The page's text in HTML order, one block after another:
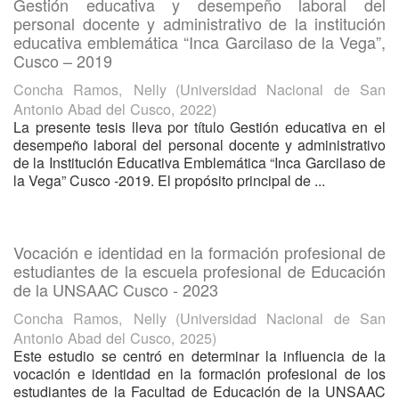
personal docente y administrativo de la institución
educativa emblemática “Inca Garcilaso de la Vega”,
Cusco – 2019
Concha Ramos, Nelly (Universidad Nacional de San
Antonio Abad del Cusco, 2022)
La presente tesis lleva por título Gestión educativa en el
desempeño laboral del personal docente y administrativo
de la Institución Educativa Emblemática “Inca Garcilaso de
la Vega” Cusco -2019. El propósito principal de ...
Vocación e identidad en la formación profesional de
estudiantes de la escuela profesional de Educación
de la UNSAAC Cusco - 2023
Concha Ramos, Nelly (Universidad Nacional de San
Antonio Abad del Cusco, 2025)
Este estudio se centró en determinar la influencia de la
vocación e identidad en la formación profesional de los
estudiantes de la Facultad de Educación de la UNSAAC